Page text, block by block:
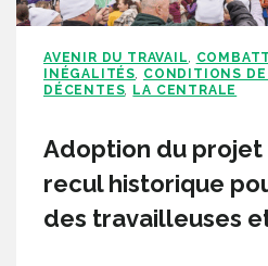
AVENIR DU TRAVAIL
INÉGALITÉS CONDITIONS DE
DÉCENTES
LA CENTRALE
Adoption du projet
recul historique
des travailleuses